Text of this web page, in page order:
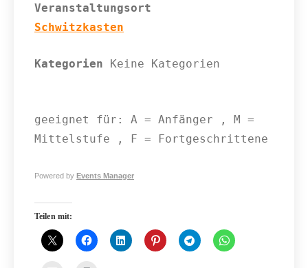
Veranstaltungsort
Schwitzkasten
Kategorien Keine Kategorien
geeignet für: A = Anfänger , M =
Mittelstufe , F = Fortgeschrittene
Powered by Events Manager
Teilen mit: